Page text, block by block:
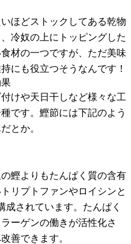
ほどストックしてある乾物
冷奴の上にトッピングした
材の一つですが、ただ美味
にも役立つそうなんです！
けや天日干しなど様々な工
です。鰹節には下記のよう
とか。
鰹よりもたんぱく質の含有
リプトファンやロイシンと
成されています。たんぱく
ーゲンの働きが活性化さ
善できます。